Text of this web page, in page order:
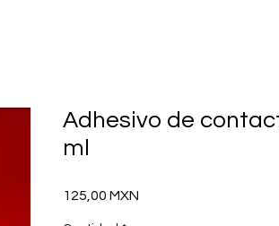
Adhesivo de
ml
125,00 MXN